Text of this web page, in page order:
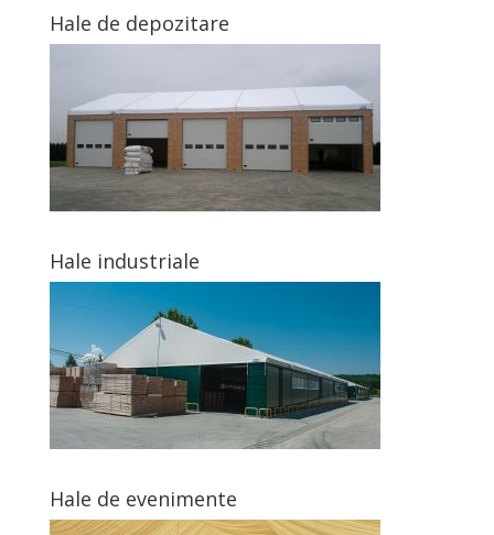
Hale de depozitare
Hale industriale
Hale de evenimente